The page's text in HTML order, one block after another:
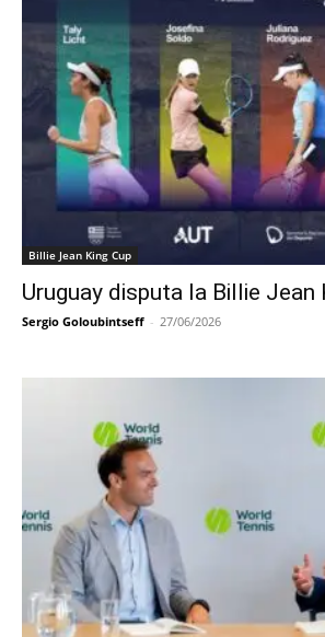
Billie Jean King Cup
Uruguay disputa la Billie Jean
Sergio Goloubintseff - 27/06/2026